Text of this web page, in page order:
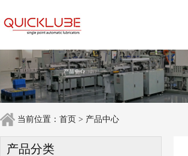
当前位置： 首页 > 产品中心
产品分类